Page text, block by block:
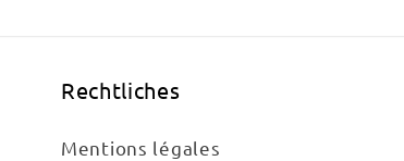
Rechtliches
Mentions légales